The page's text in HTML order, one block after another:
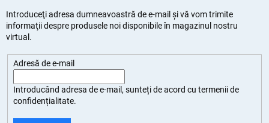
Introduceţi adresa dumneavoastră de e-mail şi vă vom trimite
informaţii despre produsele noi disponibile în magazinul nostru
virtual.
Adresă de e-mail
Introducând adresa de e-mail, sunteți deacord cu termenii de
confidențialitate.